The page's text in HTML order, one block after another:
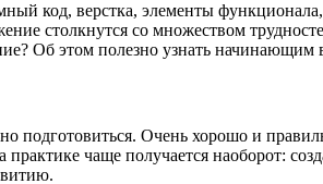
код, верстка, элементы
столкнутся со множеством
Об этом полезно узнать
подготовиться. Очень хорошо и
чаще получается наоборот: